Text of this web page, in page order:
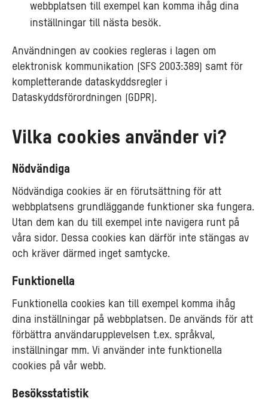
webbplatsen till exempel kan komma ihåg dina
inställningar till nästa besök.
Användningen av cookies regleras i lagen om
elektronisk kommunikation (SFS 2003:389) samt för
kompletterande dataskyddsregler i
Dataskyddsförordningen (GDPR).
Vilka cookies använder vi?
Nödvändiga
Nödvändiga cookies är en förutsättning för att
webbplatsens grundläggande funktioner ska fungera.
Utan dem kan du till exempel inte navigera runt på
våra sidor. Dessa cookies kan därför inte stängas av
och kräver därmed inget samtycke.
Funktionella
Funktionella cookies kan till exempel komma ihåg
dina inställningar på webbplatsen. De används för att
förbättra användarupplevelsen t.ex. språkval,
inställningar mm. Vi använder inte funktionella
cookies på vår webb.
Besöksstatistik